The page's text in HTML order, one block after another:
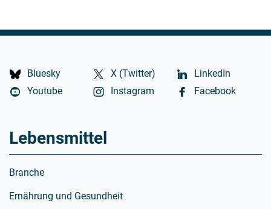
Bluesky X (Twitter)
LinkedIn
Youtube
Instagram Facebook
Lebensmittel
Branche
Ernährung und Gesundheit